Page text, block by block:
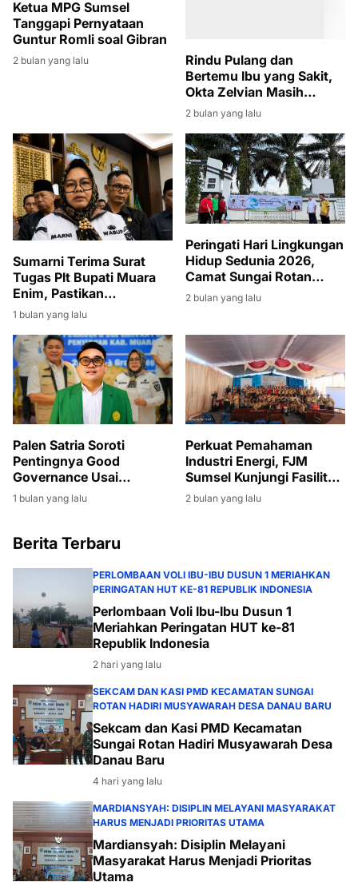
Ketua MPG Sumsel
Tanggapi Pernyataan
Guntur Romli soal Gibran
2 bulan yang lalu
Rindu Pulang dan
Bertemu Ibu yang Sakit,
Okta Zelvian Masih
Menanti Kepulangan dari
Kamboja
2 bulan yang lalu
Sumarni Terima Surat
Tugas Plt Bupati Muara
Enim, Pastikan
Pembangunan Tetap
Berjalan
1 bulan yang lalu
Peringati Hari Lingkungan
Hidup Sedunia 2026,
Camat Sungai Rotan
Pimpin Giat Jumat Bersih
di Lingkungan Kantor
2 bulan yang lalu
Palen Satria Soroti
Pentingnya Good
Governance Usai
Penyerahan SK PLT
Bupati Muara Enim
1 bulan yang lalu
Perkuat Pemahaman
Industri Energi, FJM
Sumsel Kunjungi Fasilitas
Produksi Migas di Muara
2 bulan yang lalu
Berita Terbaru
PERLOMBAAN VOLI IBU-IBU DUSUN 1 MERIAHKAN
PERINGATAN HUT KE-81 REPUBLIK INDONESIA
Perlombaan Voli Ibu-Ibu Dusun 1
Meriahkan Peringatan HUT ke-81
Republik Indonesia
2 hari yang lalu
SEKCAM DAN KASI PMD KECAMATAN SUNGAI
ROTAN HADIRI MUSYAWARAH DESA DANAU BARU
Sekcam dan Kasi PMD Kecamatan
Sungai Rotan Hadiri Musyawarah Desa
Danau Baru
4 hari yang lalu
MARDIANSYAH: DISIPLIN MELAYANI MASYARAKAT
HARUS MENJADI PRIORITAS UTAMA
Mardiansyah: Disiplin Melayani
Masyarakat Harus Menjadi Prioritas
Utama